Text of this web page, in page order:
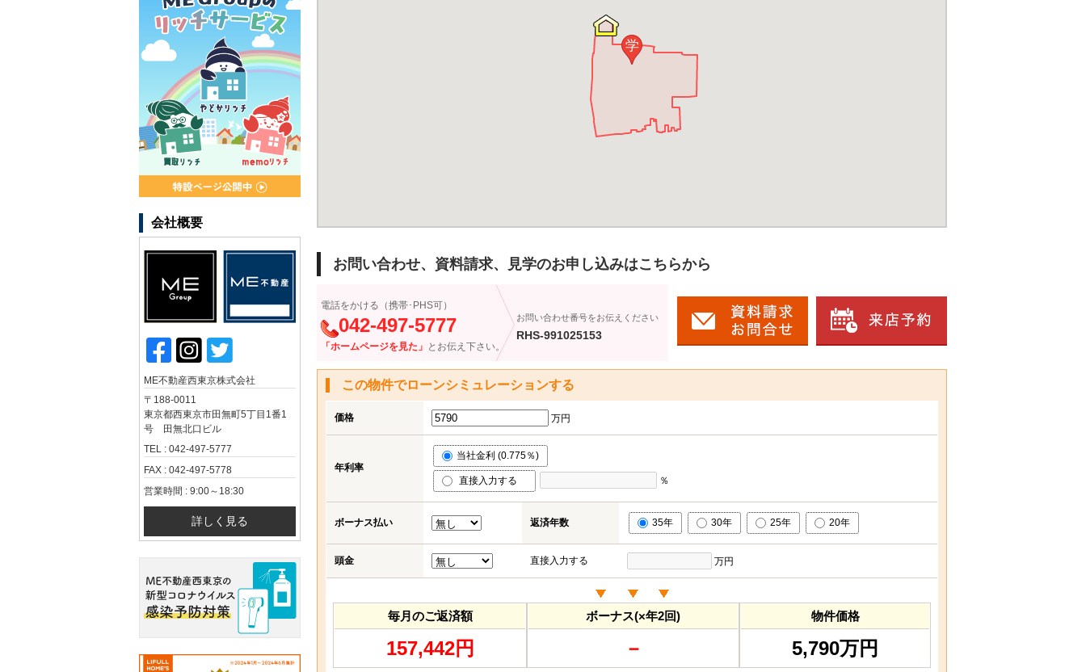
学
お問い合わせ、資料請求、見学のお申し込みはこちらから
電話をかける（携帯･PHS可）
042-497-5777
「ホームページを見た」 とお伝え下さい。
お問い合わせ番号をお伝えください
RHS-991025153
この物件でローンシミュレーションする
価格 万円
年利率
当社金利 (0.775％)
直接入力する ％
ボーナス払い 返済年数 35年 30年 25年 20年
頭金 直接入力する 万円
毎月のご返済額
157,442円
ボーナス(×年2回)
－
物件価格
5,790万円
会社概要
ME不動産西東京株式会社
〒188-0011
東京都西東京市田無町5丁目1番1
号 田無北口ビル
TEL : 042-497-5777
FAX : 042-497-5778
営業時間 : 9:00～18:30
詳しく見る